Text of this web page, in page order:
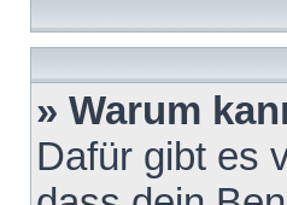
» Warum
Dafür gibt es